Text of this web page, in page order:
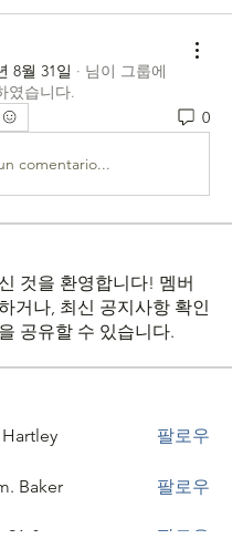
8월 31일 · 님이 그룹에
였습니다.
0
comentario...
것을 환영합니다! 멤버
거나, 최신 공지사항 확인
공유할 수 있습니다.
팔로우
Baker 팔로우
팔로우